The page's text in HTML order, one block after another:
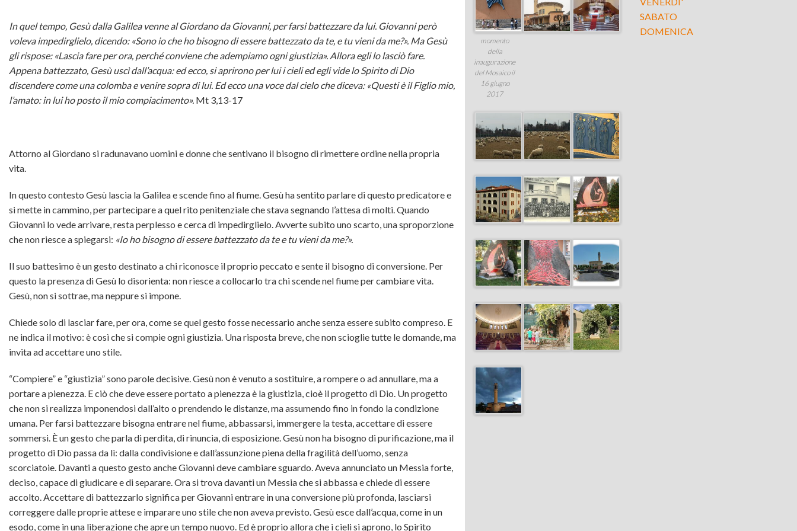
Cre 2011 – Battibaleno
Cre 2010 – Sotto Sopra
In quel tempo, Gesù dalla Galilea venne al Giordano da Giovanni, per farsi battezzare da lui. Giovanni però
voleva impedirglielo, dicendo: «Sono io che ho bisogno di essere battezzato da te, e tu vieni da me?». Ma Gesù
gli rispose: «Lascia fare per ora, perché conviene che adempiamo ogni giustizia». Allora egli lo lasciò fare.
Appena battezzato, Gesù uscì dall’acqua: ed ecco, si aprirono per lui i cieli ed egli vide lo Spirito di Dio
discendere come una colomba e venire sopra di lui. Ed ecco una voce dal cielo che diceva: «Questi è il Figlio mio,
l’amato: in lui ho posto il mio compiacimento». Mt 3,13-17
Attorno al Giordano si radunavano uomini e donne che sentivano il bisogno di rimettere ordine nella propria
vita.
In questo contesto Gesù lascia la Galilea e scende fino al fiume. Gesù ha sentito parlare di questo predicatore e
si mette in cammino, per partecipare a quel rito penitenziale che stava segnando l’attesa di molti. Quando
Giovanni lo vede arrivare, resta perplesso e cerca di impedirglielo. Avverte subito uno scarto, una sproporzione
che non riesce a spiegarsi: «Io ho bisogno di essere battezzato da te e tu vieni da me?».
Il suo battesimo è un gesto destinato a chi riconosce il proprio peccato e sente il bisogno di conversione. Per
questo la presenza di Gesù lo disorienta: non riesce a collocarlo tra chi scende nel fiume per cambiare vita.
Gesù, non si sottrae, ma neppure si impone.
Chiede solo di lasciar fare, per ora, come se quel gesto fosse necessario anche senza essere subito compreso. E
ne indica il motivo: è così che si compie ogni giustizia. Una risposta breve, che non scioglie tutte le domande, ma
invita ad accettare uno stile.
“Compiere” e “giustizia” sono parole decisive. Gesù non è venuto a sostituire, a rompere o ad annullare, ma a
portare a pienezza. E ciò che deve essere portato a pienezza è la giustizia, cioè il progetto di Dio. Un progetto
che non si realizza imponendosi dall’alto o prendendo le distanze, ma assumendo fino in fondo la condizione
umana. Per farsi battezzare bisogna entrare nel fiume, abbassarsi, immergere la testa, accettare di essere
sommersi. È un gesto che parla di perdita, di rinuncia, di esposizione. Gesù non ha bisogno di purificazione, ma il
progetto di Dio passa da lì: dalla condivisione e dall’assunzione piena della fragilità dell’uomo, senza
scorciatoie. Davanti a questo gesto anche Giovanni deve cambiare sguardo. Aveva annunciato un Messia forte,
deciso, capace di giudicare e di separare. Ora si trova davanti un Messia che si abbassa e chiede di essere
accolto. Accettare di battezzarlo significa per Giovanni entrare in una conversione più profonda, lasciarsi
correggere dalle proprie attese e imparare uno stile che non aveva previsto. Gesù esce dall’acqua, come in un
esodo, come in una liberazione che apre un tempo nuovo. Ed è proprio allora che i cieli si aprono, lo Spirito
momento
della
inaugurazione
del Mosaico il
16 giugno
2017
SABATO
DOMENICA